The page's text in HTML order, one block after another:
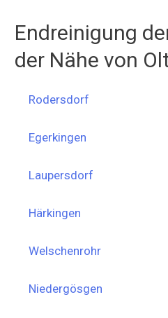
Endreinigung
der Nähe von
Rodersdorf
Egerkingen
Laupersdorf
Härkingen
Welschenrohr
Niedergösgen